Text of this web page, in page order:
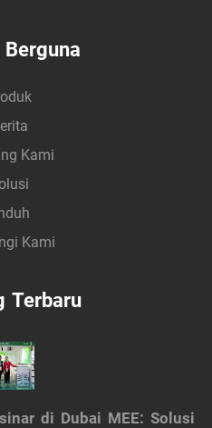
Kami
Kami
Terbaru
di Dubai MEE: Solusi